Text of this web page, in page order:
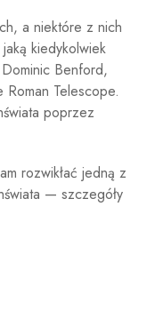
a niektóre z nich
kiedykolwiek
Benford,
Telescope.
poprzez
rozwikłać jedną z
— szczegóły